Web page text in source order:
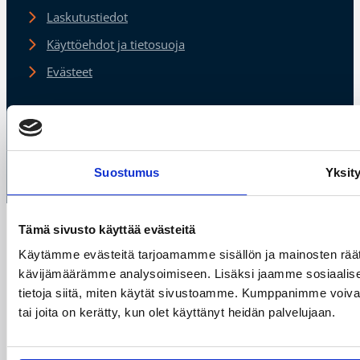
Suostumus
Tämä sivusto käyttää evästeitä
Käytämme evästeitä tarjoamamme sisällön ja mainosten
kävijämäärämme analysoimiseen. Lisäksi jaamme
tietoja siitä, miten käytät sivustoamme. Kumppanimme
tai joita on kerätty, kun olet käyttänyt heidän palvelujaan.
Laskutustiedot
Käyttöehdot ja tietosuoja
Evästeet
© Suomen Koripalloliitto ry 2026